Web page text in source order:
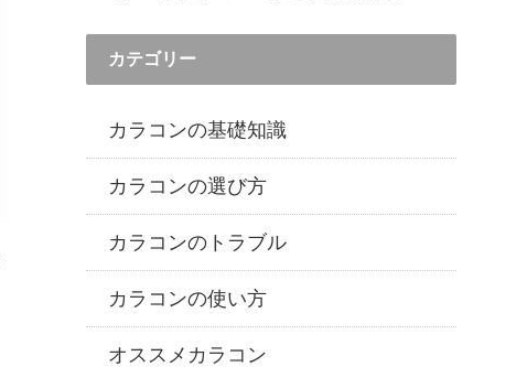
カテゴリー
カラコンの基礎知識
カラコンの選び方
カラコンのトラブル
カラコンの使い方
オススメカラコン